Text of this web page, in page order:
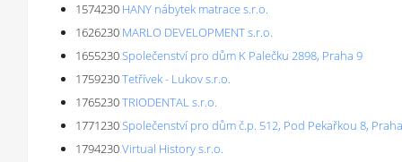
1574230 HANY nábytek matrace s.r.o.
1626230 MARLO DEVELOPMENT s.r.o.
1655230Společenství pro dům K Palečku 2898, Praha 9
1759230Tetřívek - Lukov s.r.o.
1765230TRIODENTAL s.r.o.
1771230Společenství pro dům č.p. 512, Pod Pekařkou 8,
1794230Virtual History s.r.o.